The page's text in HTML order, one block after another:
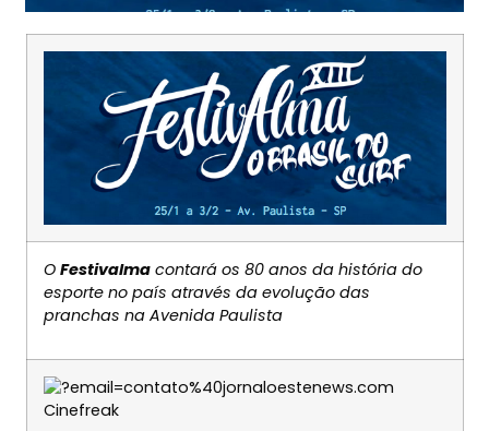
O Festivalmacontará os 80 anos da história do
esporte no país através da evolução das
pranchas na Avenida Paulista